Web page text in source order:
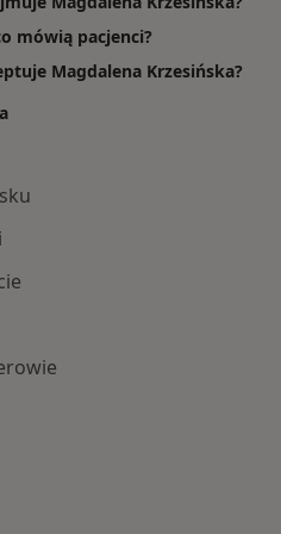
mówią pacjenci?
Magdalena Krzesińska?